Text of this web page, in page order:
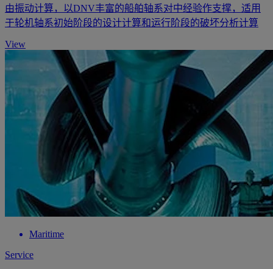
由振动计算，以DNV丰富的船舶轴系对中经验作支撑，适用
于轮机轴系初始阶段的设计计算和运行阶段的破坏分析计算
View
Maritime
Service